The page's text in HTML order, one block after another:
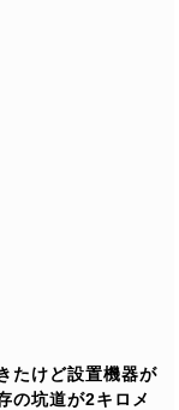
たけど設置機器が
の坑道が2キロメ